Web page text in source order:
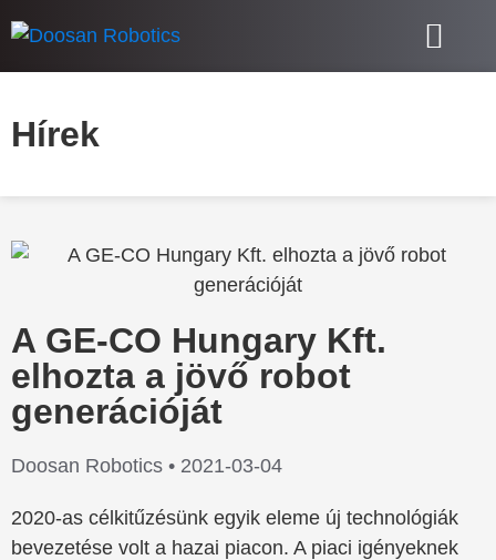
Hírek
A GE-CO Hungary Kft.
elhozta a jövő robot
generációját
Doosan Robotics • 2021-03-04
2020-as célkitűzésünk egyik eleme új technológiák
bevezetése volt a hazai piacon. A piaci igényeknek